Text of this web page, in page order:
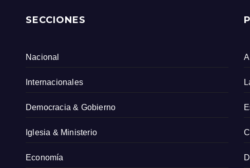
SECCIONES
Nacional
Internacionales
Democracia & Gobierno
Iglesia & Ministerio
Economía